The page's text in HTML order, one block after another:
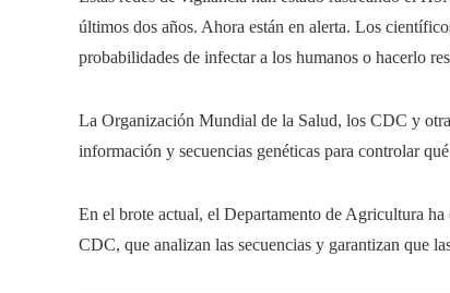
últimos dos años. Ahora están en alerta. Los
probabilidades de infectar a los humanos o hacerlo
La Organización Mundial de la Salud, los CDC y
información y secuencias genéticas para controlar
En el brote actual, el Departamento de Agricultura
CDC, que analizan las secuencias y garantizan que